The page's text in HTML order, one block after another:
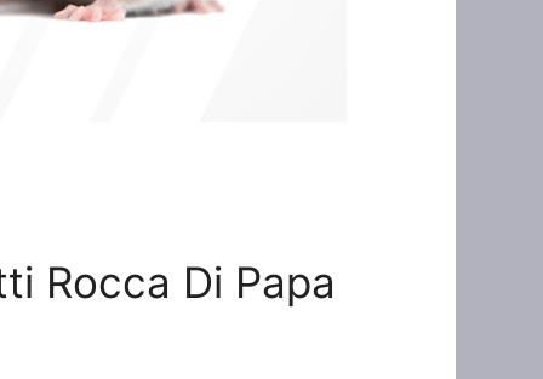
Rocca Di Papa